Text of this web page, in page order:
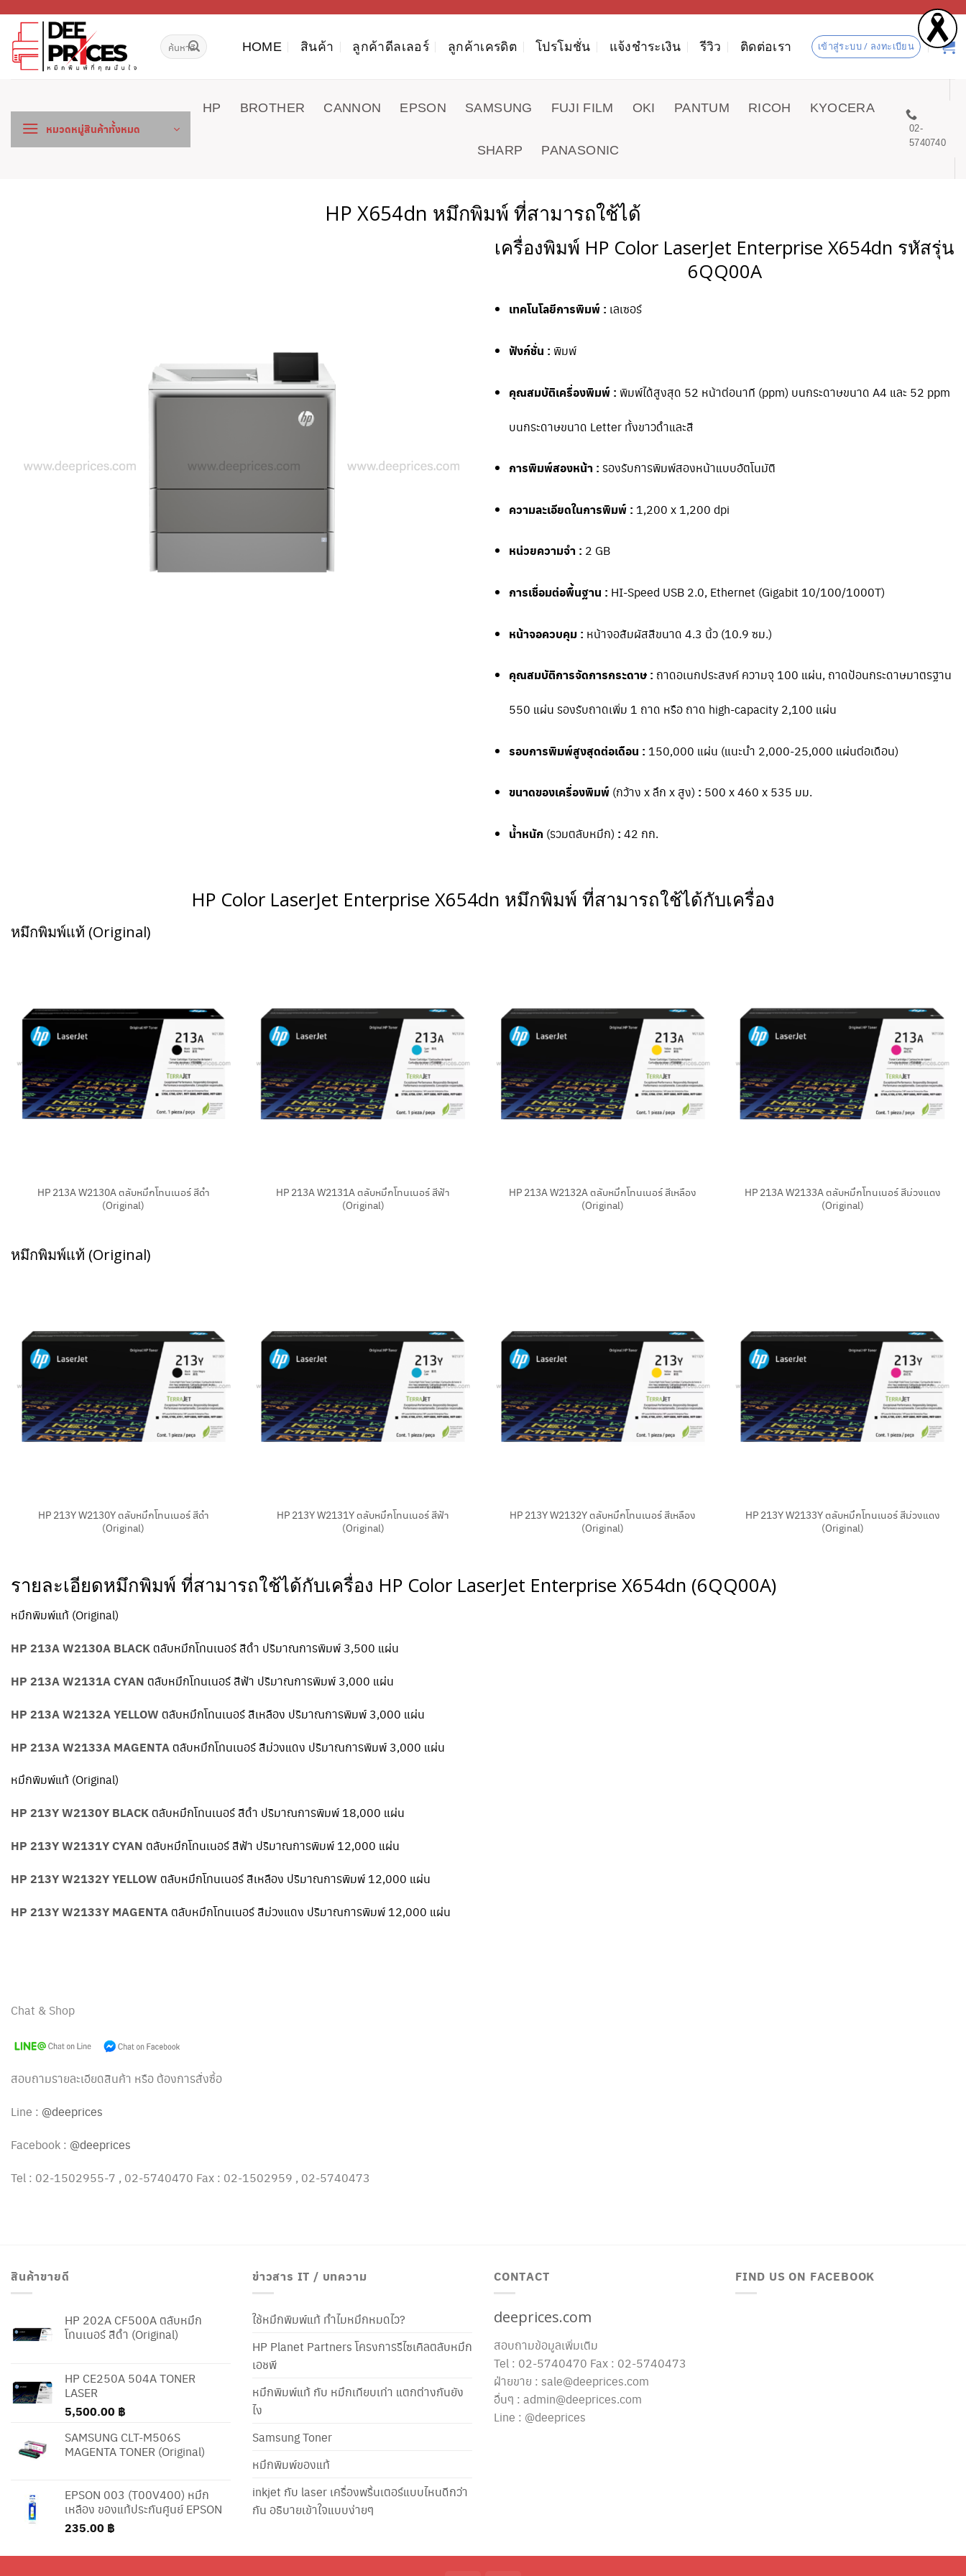
เนื้อหา
ค้นหา: HOME สินค้า ลูกค้าดีลเลอร์ ลูกค้าเครดิต โปรโมชั่น แจ้งชำระเงิน รีวิว ติดต่อเรา เข้าสู่ระบบ / ลงทะเบียน
หมวดหมู่สินค้าทั้งหมด
HP BROTHER CANNON EPSON SAMSUNG FUJI FILM OKI PANTUM RICOH KYOCERA
SHARP PANASONIC
02-
5740740
HP X654dn หมึกพิมพ์ ที่สามารถใช้ได้
เครื่องพิมพ์ HP Color LaserJet Enterprise X654dn รหัสรุ่น
6QQ00A
เทคโนโลยีการพิมพ์ : เลเซอร์
ฟังก์ชั่น : พิมพ์
คุณสมบัติเครื่องพิมพ์ : พิมพ์ได้สูงสุด 52 หน้าต่อนาที (ppm) บนกระดาษขนาด A4 และ 52 ppm
บนกระดาษขนาด Letter ทั้งขาวดำและสี
การพิมพ์สองหน้า : รองรับการพิมพ์สองหน้าแบบอัตโนมัติ
ความละเอียดในการพิมพ์ : 1,200 x 1,200 dpi
หน่วยความจำ : 2 GB
การเชื่อมต่อพื้นฐาน : HI-Speed USB 2.0, Ethernet (Gigabit 10/100/1000T)
หน้าจอควบคุม : หน้าจอสัมผัสสีขนาด 4.3 นิ้ว (10.9 ซม.)
คุณสมบัติการจัดการกระดาษ : ถาดอเนกประสงค์ ความจุ 100 แผ่น, ถาดป้อนกระดาษมาตรฐาน
550 แผ่น รองรับถาดเพิ่ม 1 ถาด หรือ ถาด high-capacity 2,100 แผ่น
รอบการพิมพ์สูงสุดต่อเดือน : 150,000 แผ่น (แนะนำ 2,000-25,000 แผ่นต่อเดือน)
ขนาดของเครื่องพิมพ์ (กว้าง x ลึก x สูง) : 500 x 460 x 535 มม.
น้ำหนัก (รวมตลับหมึก) : 42 กก.
HP Color LaserJet Enterprise X654dn หมึกพิมพ์ ที่สามารถใช้ได้กับเครื่อง
หมึกพิมพ์แท้ (Original)
HP 213A W2130A ตลับหมึกโทนเนอร์ สีดำ
(Original)
HP 213A W2131A ตลับหมึกโทนเนอร์ สีฟ้า
(Original)
HP 213A W2132A ตลับหมึกโทนเนอร์ สีเหลือง
(Original)
HP 213A W2133A ตลับหมึกโทนเนอร์ สีม่วงแดง
(Original)
หมึกพิมพ์แท้ (Original)
HP 213Y W2130Y ตลับหมึกโทนเนอร์ สีดำ
(Original)
HP 213Y W2131Y ตลับหมึกโทนเนอร์ สีฟ้า
(Original)
HP 213Y W2132Y ตลับหมึกโทนเนอร์ สีเหลือง
(Original)
HP 213Y W2133Y ตลับหมึกโทนเนอร์ สีม่วงแดง
(Original)
รายละเอียดหมึกพิมพ์ ที่สามารถใช้ได้กับเครื่อง HP Color LaserJet Enterprise X654dn (6QQ00A)
หมึกพิมพ์แท้ (Original)
HP 213A W2130A BLACK ตลับหมึกโทนเนอร์ สีดำ ปริมาณการพิมพ์ 3,500 แผ่น
HP 213A W2131A CYAN ตลับหมึกโทนเนอร์ สีฟ้า ปริมาณการพิมพ์ 3,000 แผ่น
HP 213A W2132A YELLOW ตลับหมึกโทนเนอร์ สีเหลือง ปริมาณการพิมพ์ 3,000 แผ่น
HP 213A W2133A MAGENTA ตลับหมึกโทนเนอร์ สีม่วงแดง ปริมาณการพิมพ์ 3,000 แผ่น
หมึกพิมพ์แท้ (Original)
HP 213Y W2130Y BLACK ตลับหมึกโทนเนอร์ สีดำ ปริมาณการพิมพ์ 18,000 แผ่น
HP 213Y W2131Y CYAN ตลับหมึกโทนเนอร์ สีฟ้า ปริมาณการพิมพ์ 12,000 แผ่น
HP 213Y W2132Y YELLOW ตลับหมึกโทนเนอร์ สีเหลือง ปริมาณการพิมพ์ 12,000 แผ่น
HP 213Y W2133Y MAGENTA ตลับหมึกโทนเนอร์ สีม่วงแดง ปริมาณการพิมพ์ 12,000 แผ่น
Chat & Shop
สอบถามรายละเอียดสินค้า หรือ ต้องการสั่งซื้อ
Line : @deeprices
Facebook : @deeprices
Tel : 02-1502955-7 , 02-5740470 Fax : 02-1502959 , 02-5740473
สินค้าขายดี
HP 202A CF500A ตลับหมึก
โทนเนอร์ สีดำ (Original)
HP CE250A 504A TONER
LASER
5,500.00 ฿
SAMSUNG CLT-M506S
MAGENTA TONER (Original)
EPSON 003 (T00V400) หมึก
เหลือง ของแท้ประกันศูนย์ EPSON
235.00 ฿
ข่าวสาร IT / บทความ
ใช้หมึกพิมพ์แท้ ทำไมหมึกหมดไว?
HP Planet Partners โครงการรีไซเคิลตลับหมึก
เอชพี
หมึกพิมพ์แท้ กับ หมึกเทียบเท่า แตกต่างกันยัง
ไง
Samsung Toner
หมึกพิมพ์ของแท้
inkjet กับ laser เครื่องพริ้นเตอร์แบบไหนดีกว่า
กัน อธิบายเข้าใจแบบง่ายๆ
CONTACT
deeprices.com
สอบถามข้อมูลเพิ่มเติม
Tel : 02-5740470 Fax : 02-5740473
ฝ่ายขาย : sale@deeprices.com
อื่นๆ : admin@deeprices.com
Line : @deeprices
FIND US ON FACEBOOK